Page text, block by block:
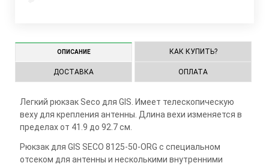
ОПИСАНИЕ КАК КУПИТЬ?
ДОСТАВКА ОПЛАТА
Легкий рюкзак Seco для GIS. Имеет телескопическую
веху для крепления антенны. Длина вехи изменяется в
пределах от 41.9 до 92.7 см.
Рюкзак для GIS SECO 8125-50-ORG с специальном
отсеком для антенны и несколькими внутренними